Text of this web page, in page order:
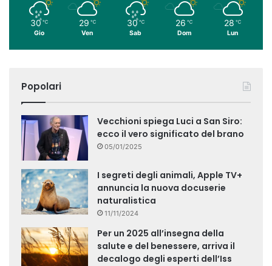
30 ℃
Gio
29 ℃
Ven
30 ℃
Sab
26 ℃
Dom
28 ℃
Lun
Popolari
Vecchioni spiega Luci a San Siro:
ecco il vero significato del brano
05/01/2025
I segreti degli animali, Apple TV+
annuncia la nuova docuserie
naturalistica
11/11/2024
Per un 2025 all’insegna della
salute e del benessere, arriva il
decalogo degli esperti dell’Iss